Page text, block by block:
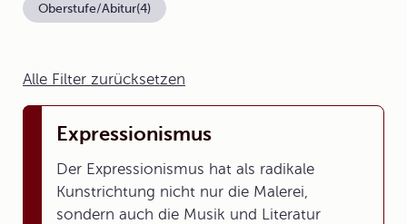
Alle Filter zurücksetzen
Expressionismus
Der Expressionismus hat als radikale
Kunstrichtung nicht nur die Malerei,
sondern auch die Musik und Literatur
Oberstufe/Abitur(4)